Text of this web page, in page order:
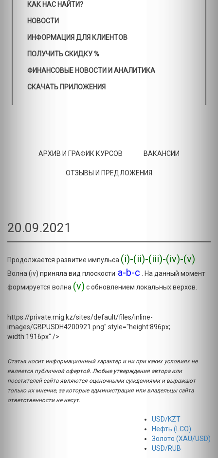
КАК НАС НАЙТИ?
НОВОСТИ
ИНФОРМАЦИЯ ДЛЯ КЛИЕНТОВ
ПОЛУЧИТЬ СКИДКУ %
ФИНАНСОВЫЕ НОВОСТИ И АНАЛИТИКА
СКАЧАТЬ ПРИЛОЖЕНИЯ
АРХИВ И ГРАФИК КУРСОВ ВАКАНСИИ
ОТЗЫВЫ И ПРЕДЛОЖЕНИЯ
20.09.2021
Продолжается развитие импульса (i)-(ii)-(iii)-(iv)-(v)
Волна (iv) приняла вид плоскости a-b-c
. На данный момент
формируется волна (v) с обновлением локальных верхов.
https://private.mig.kz/sites/default/files/inline-
images/GBPUSDH4200921.png" style="height:896px;
width:1916px" />
Статья носит информационный характер и ни при каких условиях не
является публичной офертой. Любые утверждения автора или
посетителей сайта являются оценочными суждениями и выражают
только их мнение, за которые администрация или владельцы сайта
ответственности не несут.
USD/KZT
Нефть (LCO)
Золото (XAU/USD)
USD/RUB